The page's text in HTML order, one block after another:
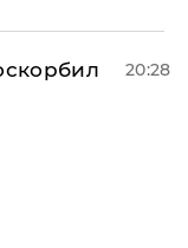
20:28